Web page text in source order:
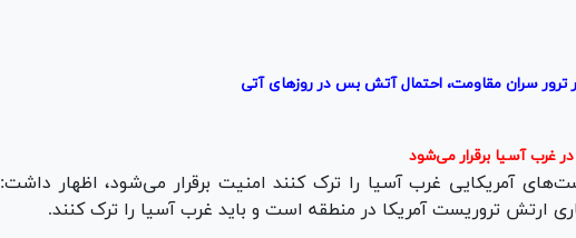
ترور سران مقاومت، احتمال آتش بس در روز‌های آتی
غرب آسیا برقرار می‌شود
آمریکایی غرب آسیا را ترک کنند امنیت برقرار می‌شود، اظهار داشت:
ارتش تروریست آمریکا در منطقه است و باید غرب آسیا را ترک کنند.